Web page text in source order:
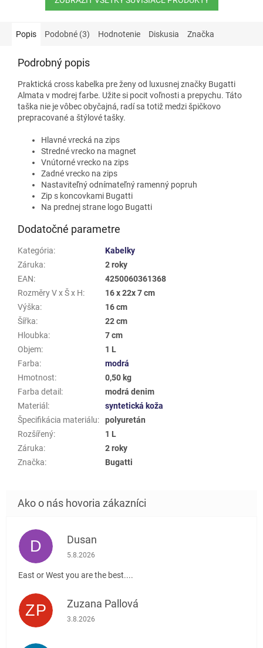
Popis Podobné (3) Hodnotenie Diskusia Značka
Podrobný popis
Praktická cross kabelka pre ženy od luxusnej značky Bugatti
Almata v modrej farbe. Užite si pocit voľnosti a prepychu. Táto
taška nie je vôbec obyčajná, radí sa totiž medzi špičkovo
prepracované a štýlové tašky.
Hlavné vrecká na zips
Stredné vrecko na magnet
Vnútorné vrecko na zips
Zadné vrecko na zips
Nastaviteľný odnímateľný ramenný popruh
Zip s koncovkami Bugatti
Na prednej strane logo Bugatti
Dodatočné parametre
Kategória:
Kabelky
Záruka:
2 roky
EAN:
4250060361368
Rozměry V x Š x H:
16 x 22x 7 cm
Výška:
16 cm
Šířka:
22 cm
Hloubka:
7 cm
Objem:
1 L
Farba:
modrá
Hmotnost:
0,50 kg
Farba detail :
modrá denim
Materiál :
syntetická koža
Špecifikácia materiálu:
polyuretán
Rozšířený:
1 L
Záruka:
2 roky
Značka: Bugatti
D Dusan
Hodnotenie obchodu je 5 z 5 hviezdičiek.
5.8.2026
East or West you are the best....
ZP Zuzana Pallová
Hodnotenie obchodu je 5 z 5 hviezdičiek.
3.8.2026